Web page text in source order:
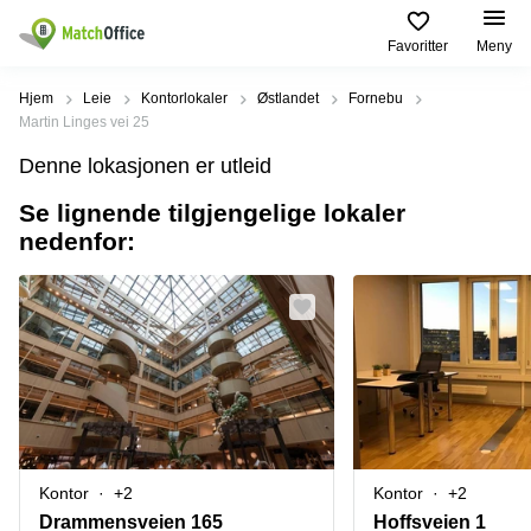
Favoritter Meny
Leie/utleie
Produktsider
Kontor
Kontorfellesskap
Kontorhoteller
Virtuelt
kontor
Lager
Møterom
Populære
Byer
Næringslokaler
til leie Oslo
Kontorhotell
Oslo
Coworking
Oslo
Leie
kontor
Oslo
Leie
møterom
Populære
søk
Innspurten
11 Oslo
Hoffsveien
1 Oslo
Henrik
Ibsens
gate
90
Oslo
Nedre
Slottsgate
4m Oslo
Hjelp
Om oss
Opprett annonse
Pris
Logg inn
Hjem Leie Kontorlokaler Østlandet
Fornebu
Martin Linges vei 25
Denne lokasjonen er utleid
Se lignende tilgjengelige lokaler
nedenfor:
Kontor +2
Drammensveien 165
Kontor +2
Hoffsveien 1